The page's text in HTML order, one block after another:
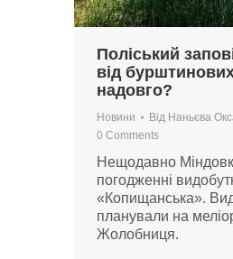
Поліський
від
надовго?
Новини Від Наньєва
0 Comments
Нещодавно
погодженні
«Копищанська».
планували на
Жолобниця.